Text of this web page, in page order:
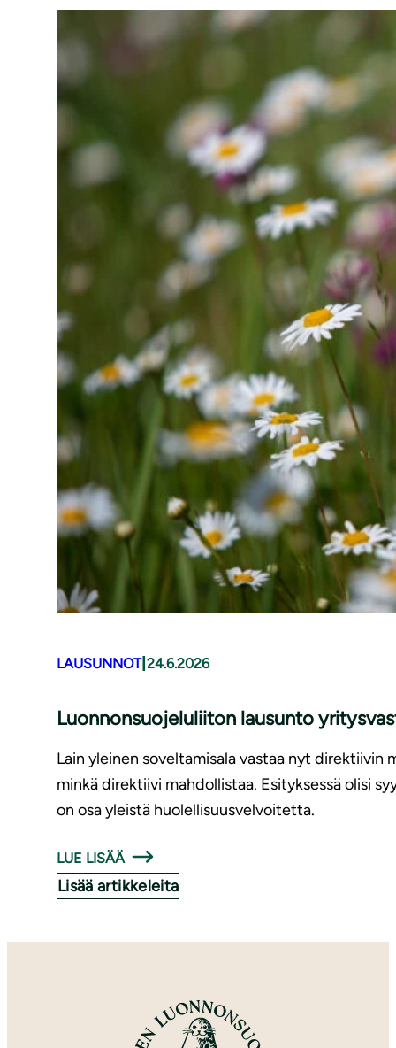
LAUSUNNOT| 24.6.2026
Luonnonsuojeluliiton lausunto
Lain yleinen soveltamisala vastaa nyt direktiivin
minkä direktiivi mahdollistaa. Esityksessä olisi
on osa yleistä huolellisuusvelvoitetta.
LUE LISÄÄ
Lisää artikkeleita